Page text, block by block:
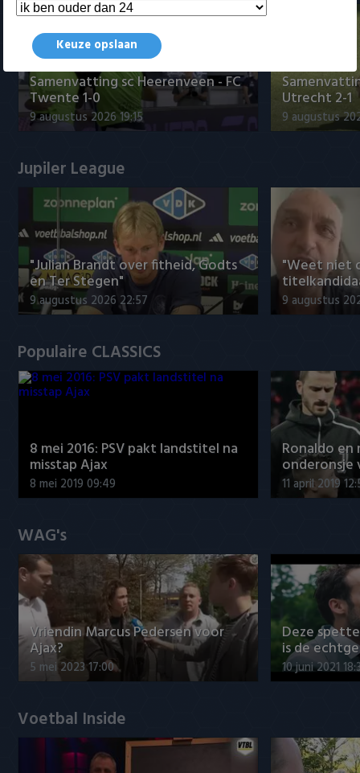
Samenvatting sc Heerenveen - FC
Twente 1-0
9 augustus 2026 19:15
Utrecht 2-1
9 augustus
Jupiler League
"Julian Brandt over fitheid, Godts
en Ter Stegen"
9 augustus 2026 22:57
"Weet niet
9 augustus
Populaire CLASSICS
8 mei 2016: PSV pakt landstitel na
misstap Ajax
8 mei 2019 09:49
Ronaldo
onderonsje
11 april 2019
WAG's
Vriendin Marcus Pedersen voor
Ajax?
5 mei 2023 17:00
Deze
is de
10 juni 2021
Voetbal Inside
Keuze opslaan